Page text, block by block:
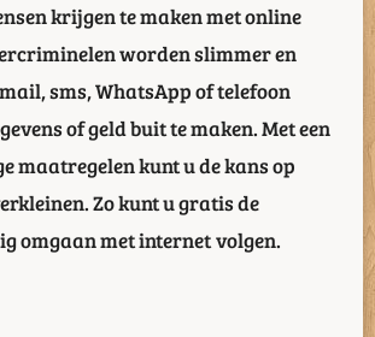
krijgen te maken met online
worden slimmer en
sms, WhatsApp of telefoon
of geld buit te maken. Met een
maatregelen kunt u de kans op
Zo kunt u gratis de
omgaan met internet volgen.